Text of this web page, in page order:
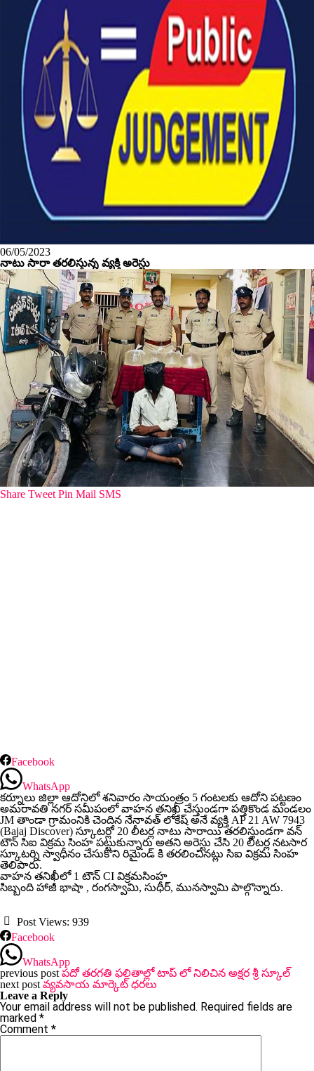
06/05/2023
నాటు సారా తరలిస్తున్న వ్యక్తి అరెస్టు
Share Tweet Pin Mail SMS
Facebook
WhatsApp
కర్నూలు జిల్లా ఆదోనిలో శనివారం సాయంత్రం 5 గంటలకు ఆదోని పట్టణం
అమరావతి నగర్ సమీపంలో వాహన తనిఖీ చేస్తుండగా పత్తికొండ మండలం
JM తాండా గ్రామంనికి చెందిన నేనావత్ లోకేష్ అనే వ్యక్తి AP 21 AW 7943
(Bajaj Discover) స్కూటర్లో 20 లీటర్ల నాటు సారాయి తరలిస్తుండగా వన్
టౌన్ సిఐ విక్రమ సింహ పట్టుకున్నారు అతని అరెస్టు చేసి 20 లీటర్ల నటసార
స్కూటర్ని స్వాధీనం చేసుకొని రిమైండ్ కి తరలించినట్లు సిఐ విక్రమ సింహ
తెలిపారు.
వాహన తనిఖీలో 1 టౌన్ CI విక్రమసింహ
సిబ్బంది హాజీ భాషా , రంగస్వామి, సుధీర్, మునస్వామి పాల్గొన్నారు.
Post Views: 939
Facebook
WhatsApp
previous post పదో తరగతి ఫలితాల్లో టాప్ లో నిలిచిన అక్షర శ్రీ స్కూల్
next post వ్యవసాయ మార్కెట్ ధరలు
Leave a Reply
Your email address will not be published. Required fields are
marked *
Comment *